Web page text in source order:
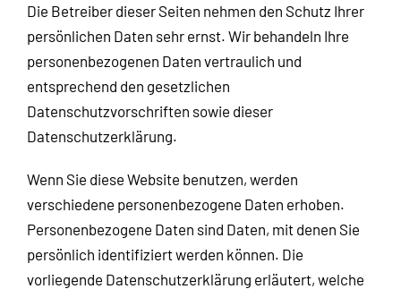
Die Betreiber dieser Seiten nehmen den Schutz Ihrer
persönlichen Daten sehr ernst. Wir behandeln Ihre
personenbezogenen Daten vertraulich und
entsprechend den gesetzlichen
Datenschutzvorschriften sowie dieser
Datenschutzerklärung.
Wenn Sie diese Website benutzen, werden
verschiedene personenbezogene Daten erhoben.
Personenbezogene Daten sind Daten, mit denen Sie
persönlich identifiziert werden können. Die
vorliegende Datenschutzerklärung erläutert, welche